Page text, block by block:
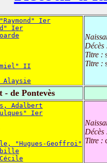
Ier
Ier
II
Alaysie
Titre :
Titre :
- de Pontevès
Adalbert
Ier
"Hugues-Geoffroi" Titre :